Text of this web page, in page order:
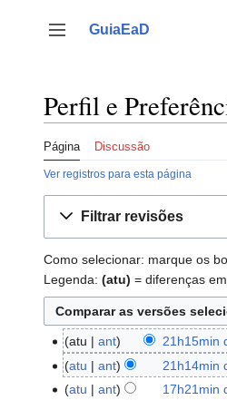
para
Alternar barra lateral
GuiaEaD
Perfil e
Página Discussão
Ver registros para esta página
Filtrar revisões
Como selecionar: marque os
Legenda: (atu) = diferenças
15
de
abril
atu ant 21h15min
atu
ant 21h14min
15
atu ant 17h21min